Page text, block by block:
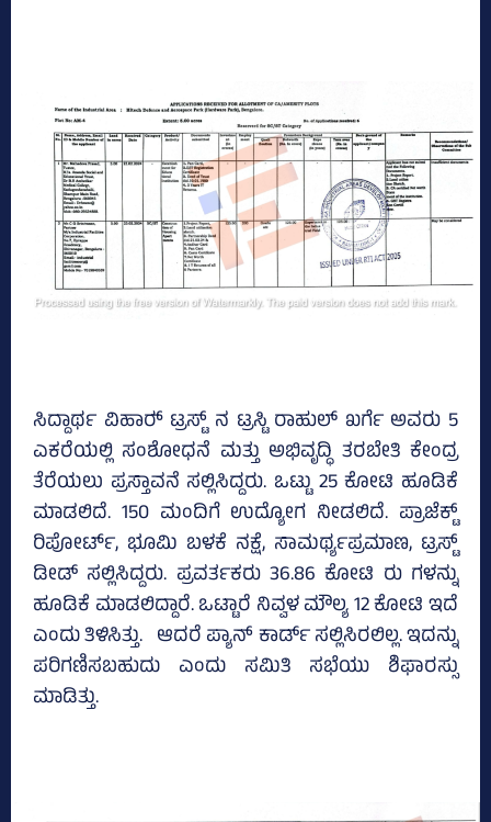
ಸಿದ್ದಾರ್ಥ ವಿಹಾರ್‍‌ ಟ್ರಸ್ಟ್‌ ನ ಟ್ರಸ್ಟಿ ರಾಹುಲ್‌ ಖರ್ಗೆ ಅವರು 5
ಎಕರೆಯಲ್ಲಿ ಸಂಶೋಧನೆ ಮತ್ತು ಅಭಿವೃದ್ಧಿ ತರಬೇತಿ ಕೇಂದ್ರ
ತೆರೆಯಲು ಪ್ರಸ್ತಾವನೆ ಸಲ್ಲಿಸಿದ್ದರು. ಒಟ್ಟು 25 ಕೋಟಿ ಹೂಡಿಕೆ
ಮಾಡಲಿದೆ. 150 ಮಂದಿಗೆ ಉದ್ಯೋಗ ನೀಡಲಿದೆ. ಪ್ರಾಜೆಕ್ಟ್‌
ರಿಪೋರ್ಟ್‌, ಭೂಮಿ ಬಳಕೆ ನಕ್ಷೆ, ಸಾಮರ್ಥ್ಯಪ್ರಮಾಣ, ಟ್ರಸ್ಟ್‌
ಡೀಡ್‌ ಸಲ್ಲಿಸಿದ್ದರು. ಪ್ರವರ್ತಕರು 36.86 ಕೋಟಿ ರು ಗಳನ್ನು
ಹೂಡಿಕೆ ಮಾಡಲಿದ್ದಾರೆ. ಒಟ್ಟಾರೆ ನಿವ್ವಳ ಮೌಲ್ಯ 12 ಕೋಟಿ ಇದೆ
ಎಂದು ತಿಳಿಸಿತ್ತು. ಆದರೆ ಪ್ಯಾನ್‌ ಕಾರ್ಡ್‌ ಸಲ್ಲಿಸಿರಲಿಲ್ಲ. ಇದನ್ನು
ಪರಿಗಣಿಸಬಹುದು ಎಂದು ಸಮಿತಿ ಸಭೆಯು ಶಿಫಾರಸ್ಸು
ಮಾಡಿತ್ತು.